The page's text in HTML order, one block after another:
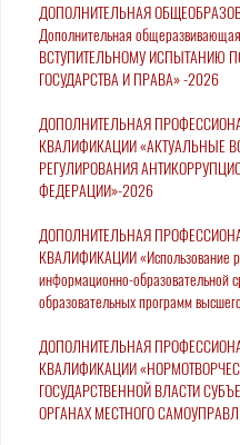
ДОПОЛНИТЕЛЬНАЯ
Дополнительная
ВСТУПИТЕЛЬНОМУ ИСПЫТАНИЮ
ГОСУДАРСТВА И ПРАВА» -2026
ДОПОЛНИТЕЛЬНАЯ
КВАЛИФИКАЦИИ «АКТУАЛЬНЫЕ
РЕГУЛИРОВАНИЯ
ФЕДЕРАЦИИ»-2026
ДОПОЛНИТЕЛЬНАЯ
КВАЛИФИКАЦИИ «Использование
информационно-образовательной
образовательных программ
ДОПОЛНИТЕЛЬНАЯ
КВАЛИФИКАЦИИ
ГОСУДАРСТВЕННОЙ ВЛАСТИ
ОРГАНАХ МЕСТНОГО